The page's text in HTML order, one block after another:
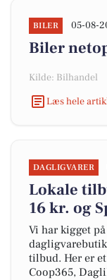
BILER 05-08-
Biler
Kilde: Bilhandel
Læs hele
DAGLIGVARER
Lokale
16 kr. og
Vi har kigget
tilbud. Her er
Coop365,